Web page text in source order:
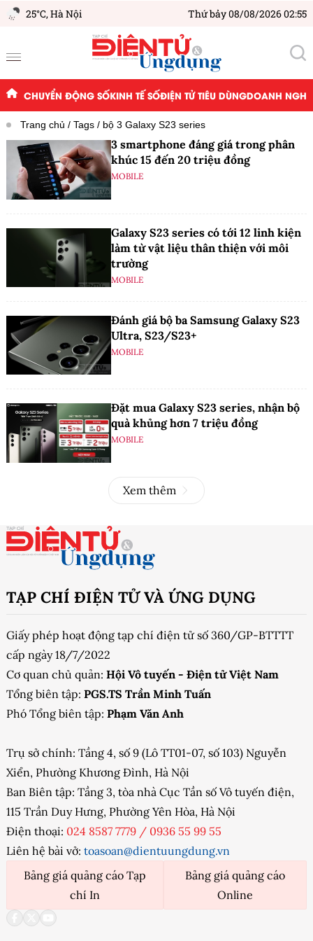
25°C,Hà Nội Thứ bảy 08/08/2026 02:55
CHUYỂN ĐỘNG SỐKINH TẾ SỐĐIỆN TỬ TIÊU DÙNGDOANH
Trang chủ Tags bộ 3 Galaxy S23 series
3 smartphone đáng giá trong phân
khúc 15 đến 20 triệu đồng
MOBILE
Galaxy S23 series có tới 12 linh kiện
làm từ vật liệu thân thiện với môi
trường
MOBILE
Đánh giá bộ ba Samsung Galaxy S23
Ultra, S23/S23+
MOBILE
Đặt mua Galaxy S23 series, nhận bộ
quà khủng hơn 7 triệu đồng
MOBILE
Xem thêm
TẠP CHÍ ĐIỆN TỬ VÀ ỨNG DỤNG
Giấy phép hoạt động tạp chí điện tử số 360/GP-BTTTT
cấp ngày 18/7/2022
Cơ quan chủ quản: Hội Vô tuyến - Điện tử Việt Nam
Tổng biên tập: PGS.TS Trần Minh Tuấn
Phó Tổng biên tập: Phạm Văn Anh
Trụ sở chính: Tầng 4, số 9 (Lô TT01-07, số 103) Nguyễn
Xiển, Phường Khương Đình, Hà Nội
Ban Biên tập: Tầng 3, tòa nhà Cục Tần số Vô tuyến điện,
115 Trần Duy Hưng, Phường Yên Hòa, Hà Nội
Điện thoại: 024 8587 7779 / 0936 55 99 55
Liên hệ bài vở: toasoan@dientuungdung.vn
Bảng giá quảng cáo Tạp
chí In
Bảng giá quảng cáo
Online